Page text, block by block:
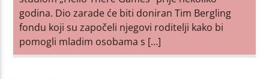
godina. Dio zarade će biti doniran Tim Bergling
fondu koji su započeli njegovi roditelji kako bi
pomogli mladim osobama s […]